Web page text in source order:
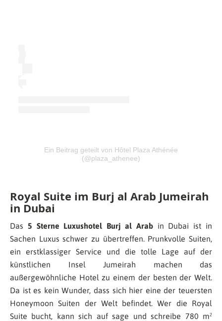
Ein Beitrag geteilt von Hôtel Plaza Athénée
(@plaza_athenee)
Royal Suite im Burj al Arab Jumeirah
in Dubai
Das 5 Sterne Luxushotel Burj al Arabin Dubai ist in
Sachen Luxus schwer zu übertreffen. Prunkvolle Suiten,
ein erstklassiger Service und die tolle Lage auf der
künstlichen Insel Jumeirah machen das
außergewöhnliche Hotel zu einem der besten der Welt.
Da ist es kein Wunder, dass sich hier eine der teuersten
Honeymoon Suiten der Welt befindet. Wer die Royal
Suite bucht, kann sich auf sage und schreibe 780 m²